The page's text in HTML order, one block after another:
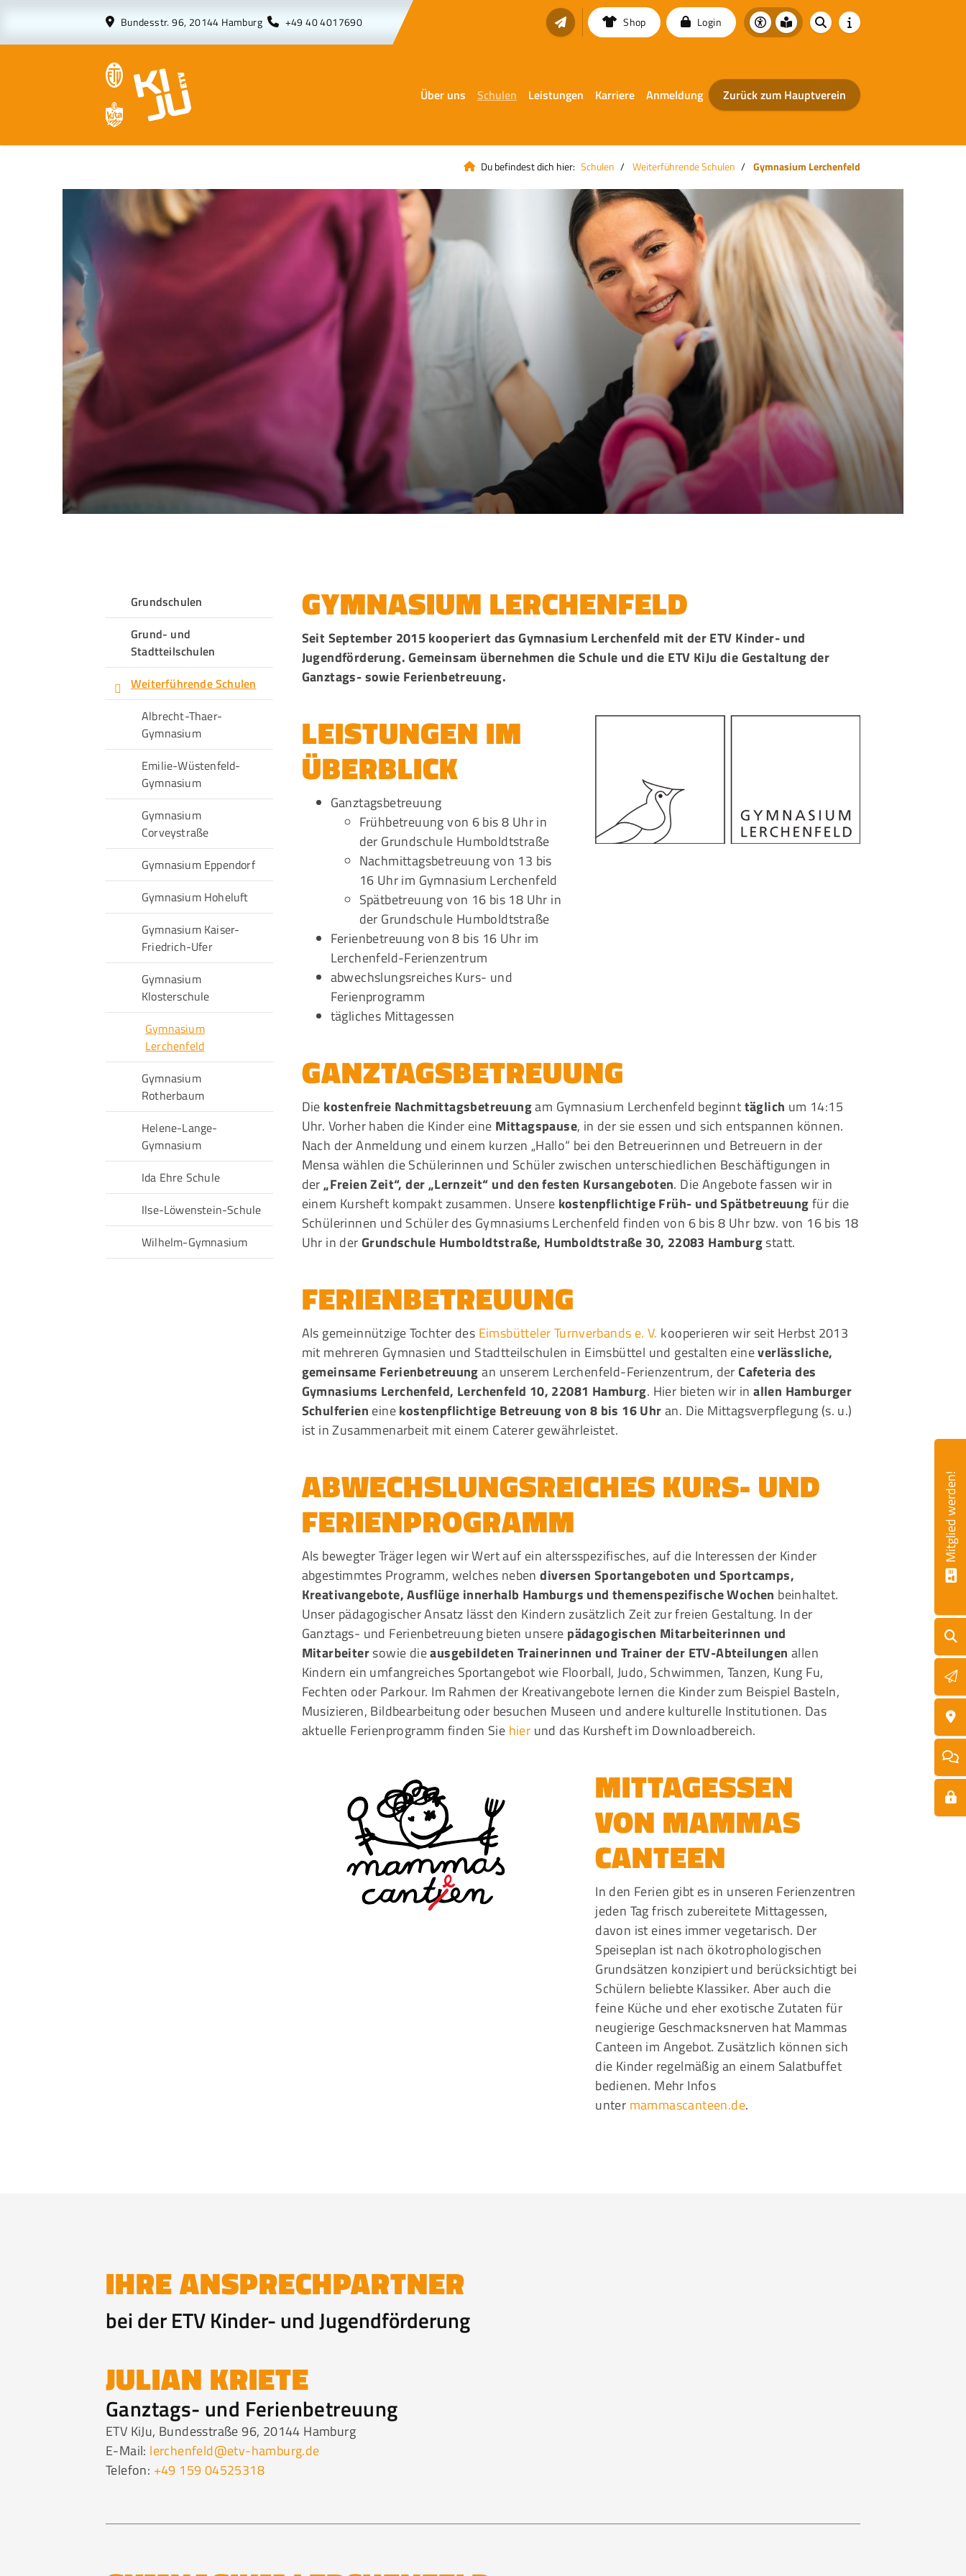
Bundesstr. 96, 20144 Hamburg +49 40 4017690 Shop Login
Über uns Schulen Leistungen Karriere Anmeldung Zurück zum Hauptverein
Du befindest dich hier: Schulen Weiterführende Schulen Gymnasium Lerchenfeld
GYMNASIUM LERCHENFELD
Seit September 2015 kooperiert das Gymnasium Lerchenfeld mit der ETV Kinder- und
Jugendförderung. Gemeinsam übernehmen die Schule und die ETV KiJu die Gestaltung der
Ganztags- sowie Ferienbetreuung.
LEISTUNGEN IM
ÜBERBLICK
Ganztagsbetreuung
Frühbetreuung von 6 bis 8 Uhr in
der Grundschule Humboldtstraße
Nachmittagsbetreuung von 13 bis
16 Uhr im Gymnasium Lerchenfeld
Spätbetreuung von 16 bis 18 Uhr in
der Grundschule Humboldtstraße
Ferienbetreuung von 8 bis 16 Uhr im
Lerchenfeld-Ferienzentrum
abwechslungsreiches Kurs- und
Ferienprogramm
tägliches Mittagessen
GANZTAGSBETREUUNG
Die kostenfreie Nachmittagsbetreuungam Gymnasium Lerchenfeld beginnttäglich um 14:15
Uhr. Vorher haben die Kinder eine Mittagspause, in der sie essen und sich entspannen können.
Nach der Anmeldung und einem kurzen „Hallo“ bei den Betreuerinnen und Betreuern in der
Mensa wählen die Schülerinnen und Schüler zwischen unterschiedlichen Beschäftigungen in
der„Freien Zeit“, der „Lernzeit“ und den festen Kursangeboten. Die Angebote fassen wir in
einem Kursheft kompakt zusammen. Unsere kostenpflichtige Früh- und Spätbetreuungfür die
Schülerinnen und Schüler des Gymnasiums Lerchenfeld finden von 6 bis 8 Uhr bzw. von 16 bis 18
Uhr in derGrundschule Humboldtstraße, Humboldtstraße 30, 22083 Hamburgstatt.
FERIENBETREUUNG
Als gemeinnützige Tochter des Eimsbütteler Turnverbands e. V. kooperieren wir seit Herbst 2013
mit mehreren Gymnasien und Stadtteilschulen in Eimsbüttel und gestalten eineverlässliche,
gemeinsame Ferienbetreuungan unserem Lerchenfeld-Ferienzentrum, derCafeteria des
Gymnasiums Lerchenfeld, Lerchenfeld 10, 22081 Hamburg. Hier bieten wir inallen Hamburger
Schulferien einekostenpflichtige Betreuung von 8 bis 16 Uhran. Die Mittagsverpflegung (s. u.)
ist in Zusammenarbeit mit einem Caterer gewährleistet.
ABWECHSLUNGSREICHES KURS- UND
FERIENPROGRAMM
Als bewegter Träger legen wir Wert auf ein altersspezifisches, auf die Interessen der Kinder
abgestimmtes Programm, welches nebendiversen Sportangeboten und Sportcamps,
Kreativangebote, Ausflüge innerhalb Hamburgs und themenspezifische Wochen beinhaltet.
Unser pädagogischer Ansatz lässt den Kindern zusätzlich Zeit zur freien Gestaltung. In der
Ganztags- und Ferienbetreuung bieten unsere pädagogischen Mitarbeiterinnen und
Mitarbeitersowie dieausgebildeten Trainerinnen und Trainer der ETV-Abteilungen allen
Kindern ein umfangreiches Sportangebot wie Floorball, Judo, Schwimmen, Tanzen, Kung Fu,
Fechten oder Parkour. Im Rahmen der Kreativangebote lernen die Kinder zum Beispiel Basteln,
Musizieren, Bildbearbeitung oder besuchen Museen und andere kulturelle Institutionen. Das
aktuelle Ferienprogramm finden Sie hier und das Kursheft im Downloadbereich.
MITTAGESSEN
VON MAMMAS
CANTEEN
In den Ferien gibt es in unseren Ferienzentren
jeden Tag frisch zubereitete Mittagessen,
davon ist eines immer vegetarisch. Der
Speiseplan ist nach ökotrophologischen
Grundsätzen konzipiert und berücksichtigt bei
Schülern beliebte Klassiker. Aber auch die
feine Küche und eher exotische Zutaten für
neugierige Geschmacksnerven hat Mammas
Canteen im Angebot. Zusätzlich können sich
die Kinder regelmäßig an einem Salatbuffet
bedienen. Mehr Infos
unter mammascanteen.de.
Grundschulen
Grund- und
Stadtteilschulen
Weiterführende Schulen
Albrecht-Thaer-
Gymnasium
Emilie-Wüstenfeld-
Gymnasium
Gymnasium
Corveystraße
Gymnasium Eppendorf
Gymnasium Hoheluft
Gymnasium Kaiser-
Friedrich-Ufer
Gymnasium
Klosterschule
Gymnasium
Lerchenfeld
Gymnasium
Rotherbaum
Helene-Lange-
Gymnasium
Ida Ehre Schule
Ilse-Löwenstein-Schule
Wilhelm-Gymnasium
IHRE ANSPRECHPARTNER
bei der ETV Kinder- und Jugendförderung
JULIAN KRIETE
Ganztags- und Ferienbetreuung
ETV KiJu, Bundesstraße 96, 20144 Hamburg
E-Mail: lerchenfeld@etv-hamburg.de
Telefon: +49 159 04525318
Mitglied werden!
QUICKLINKS
Sportangebote finden
Unser Sportangebot
Sportsuche
Ausfälle und Vertretungen
Deutsches Sportabzeichen
Mitglieder-Service
Downloads
Termine
Fragen & Antworten
info@etv-hamburg.de